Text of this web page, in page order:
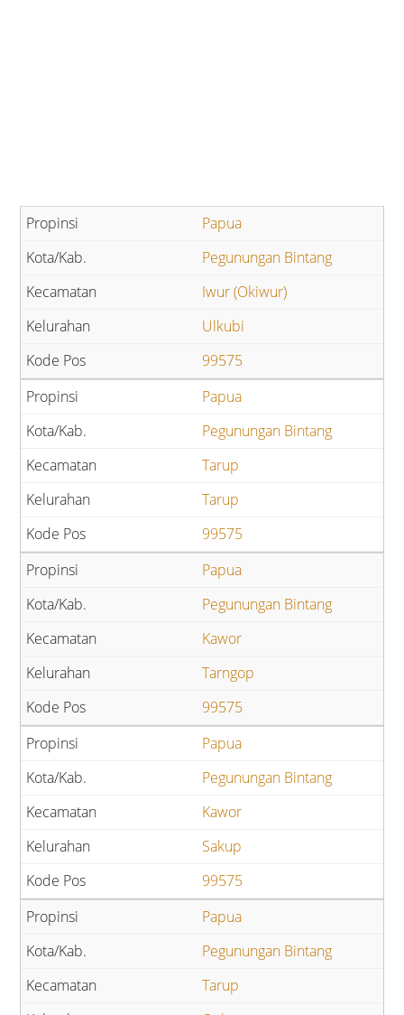
Papua
Pegunungan Bintang
Iwur (Okiwur)
Ulkubi
99575
Papua
Pegunungan Bintang
Tarup
Tarup
99575
Papua
Pegunungan Bintang
Kawor
Tarngop
99575
Papua
Pegunungan Bintang
Kawor
Sakup
99575
Papua
Pegunungan Bintang
Tarup